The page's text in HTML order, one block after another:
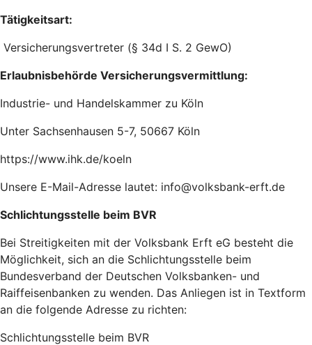
Tätigkeitsart:
Versicherungsvertreter (§ 34d I S. 2 GewO)
Erlaubnisbehörde Versicherungsvermittlung:
Industrie- und Handelskammer zu Köln
Unter Sachsenhausen 5-7, 50667 Köln
https://www.ihk.de/koeln
Unsere E-Mail-Adresse lautet: info@volksbank-erft.de
Schlichtungsstelle beim BVR
Bei Streitigkeiten mit der Volksbank Erft eG besteht die
Möglichkeit, sich an die Schlichtungsstelle beim
Bundesverband der Deutschen Volksbanken- und
Raiffeisenbanken zu wenden. Das Anliegen ist in Textform
an die folgende Adresse zu richten:
Schlichtungsstelle beim BVR